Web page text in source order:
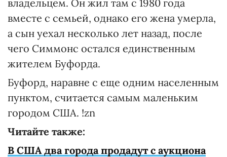
владельцем. Он жил там с 1980 года
вместе с семьей, однако его жена умерла,
а сын уехал несколько лет назад, после
чего Симмонс остался единственным
жителем Буфорда.
Буфорд, наравне с еще одним населенным
пунктом, считается самым маленьким
городом США. !zn
Читайте также:
В США два города продадут с аукциона